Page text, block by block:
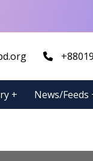
+ News/Feeds